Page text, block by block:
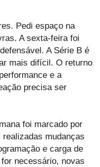
Pedi espaço na
A sexta-feira foi
A Série B é
mais difícil. O returno
e a
precisa ser
foi marcado por
mudanças
e carga de
necessário, novas